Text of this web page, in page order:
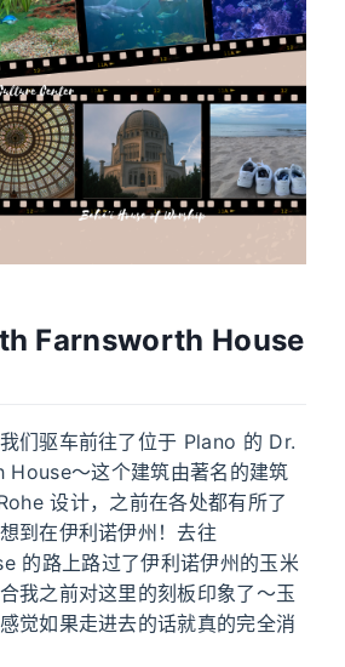
Farnsworth House
们驱车前往了位于 Plano 的 Dr.
～这个建筑由著名的建筑
设计，之前在各处都有所了
到在伊利诺伊州！去往
的路上路过了伊利诺伊州的玉米
我之前对这里的刻板印象了～玉
觉如果走进去的话就真的完全消